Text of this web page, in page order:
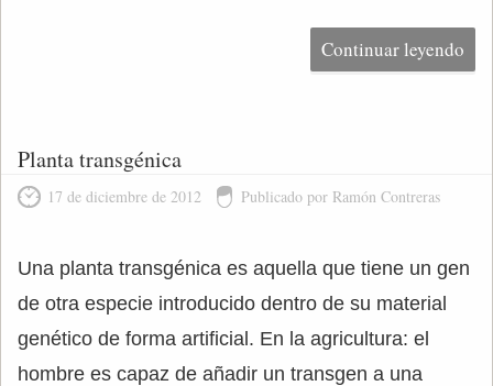
Continuar leyendo
Planta transgénica
17 de diciembre de 2012 Publicado por Ramón Contreras
Una planta transgénica es aquella que tiene un gen
de otra especie introducido dentro de su material
genético de forma artificial. En la agricultura: el
hombre es capaz de añadir un transgen a una